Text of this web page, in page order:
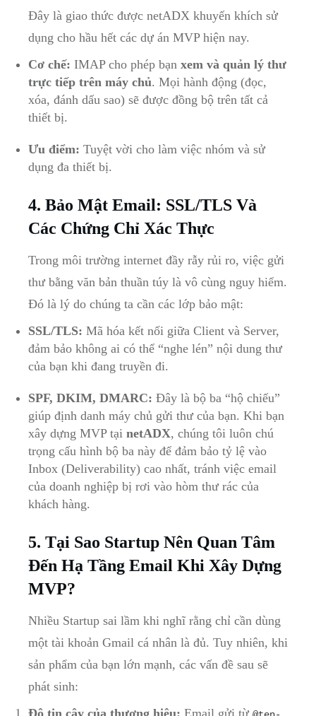
Đây là giao thức được netADX khuyến khích sử
dụng cho hầu hết các dự án MVP hiện nay.
Cơ chế: IMAP cho phép bạn xem và quản lý thư
trực tiếp trên máy chủ. Mọi hành động (đọc,
xóa, đánh dấu sao) sẽ được đồng bộ trên tất cả
thiết bị.
Ưu điểm: Tuyệt vời cho làm việc nhóm và sử
dụng đa thiết bị.
4. Bảo Mật Email: SSL/TLS Và
Các Chứng Chỉ Xác Thực
Trong môi trường internet đầy rẫy rủi ro, việc gửi
thư bằng văn bản thuần túy là vô cùng nguy hiểm.
Đó là lý do chúng ta cần các lớp bảo mật:
SSL/TLS: Mã hóa kết nối giữa Client và Server,
đảm bảo không ai có thể “nghe lén” nội dung thư
của bạn khi đang truyền đi.
SPF, DKIM, DMARC: Đây là bộ ba “hộ chiếu”
giúp định danh máy chủ gửi thư của bạn. Khi bạn
xây dựng MVP tại netADX, chúng tôi luôn chú
trọng cấu hình bộ ba này để đảm bảo tỷ lệ vào
Inbox (Deliverability) cao nhất, tránh việc email
của doanh nghiệp bị rơi vào hòm thư rác của
khách hàng.
5. Tại Sao Startup Nên Quan Tâm
Đến Hạ Tầng Email Khi Xây Dựng
MVP?
Nhiều Startup sai lầm khi nghĩ rằng chỉ cần dùng
một tài khoản Gmail cá nhân là đủ. Tuy nhiên, khi
sản phẩm của bạn lớn mạnh, các vấn đề sau sẽ
phát sinh:
Độ tin cậy của thương hiệu: Email gửi từ